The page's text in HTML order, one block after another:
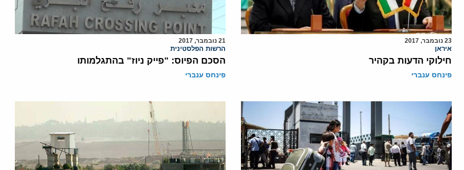
23 נובמבר, 2017
איראן
חילוקי הדעות בקהיר
פינחס ענברי
21 נובמבר, 2017
הרשות הפלסטינית
הסכם הפיוס: "פייק ניוז" בהתגלמותו
פינחס ענברי